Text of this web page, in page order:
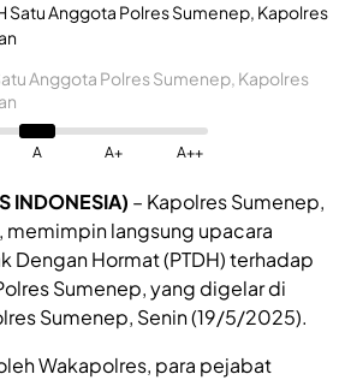
Anggota Polres Sumenep, Kapolres
A A+ A++
INDONESIA) – Kapolres Sumenep,
memimpin langsung upacara
Dengan Hormat (PTDH) terhadap
Sumenep, yang digelar di
Sumenep, Senin (19/5/2025).
Wakapolres, para pejabat